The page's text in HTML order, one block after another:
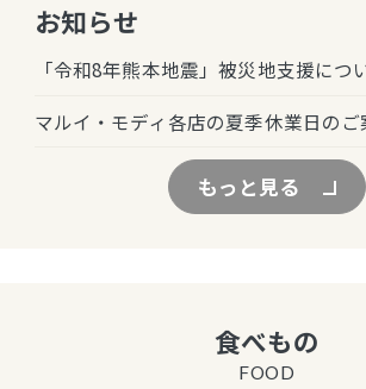
お知らせ
「令和8年熊本地震」被災地支援につ
マルイ・モディ各店の夏季休業日のご
もっと見る
食べもの
FOOD